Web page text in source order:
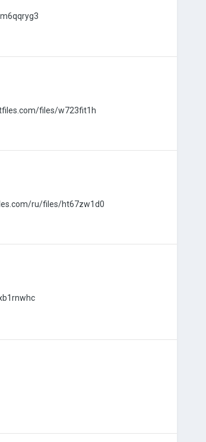
files/w723fit1h
ru/files/ht67zw1d0